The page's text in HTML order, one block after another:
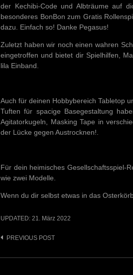
der Kechibi-Code und Albträume auf
besonderes BonBon zum Gratis
dazu. Einfach so! Danke Pegasus!
Zuletzt haben wir noch einen wahren
eingetroffen und bietet dir Spielhilfen,
lila Einband.
Auch für deinen Hobbybereich Tabletop
Tuften für spacige Basegestaltung
Agitatorkugeln, Masking Tape in
der Lücke gegen Austrocknen!.
Für dein heimisches Gesellschaftsspiel-
wie zwei Modelle.
Wenn du dir selbst etwas in das
UPDATED: 21. März 2022
Post
PREVIOUS POST